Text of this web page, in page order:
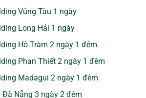
Vũng Tàu 1 ngày
Long Hải 1 ngày
Hồ Tràm 2 ngày 1 đêm
Phan Thiết 2 ngày 1 đêm
Madagui 2 ngày 1 đêm
Nẵng 3 ngày 2 đêm